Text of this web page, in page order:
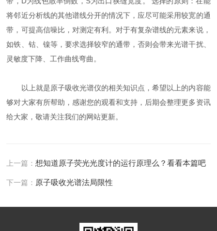
将邻近分析线的其他谱线分开的情况下，应尽可能采用较宽的通
带，可提高信噪比，对测定有利。对于有复杂谱线的元素来说，
如铁、钴、镍等，要求选择较窄的通带，否则会带来光谱干扰、
灵敏度下降、工作曲线弯曲。
以上就是原子吸收光谱仪的相关知识点，希望以上的内容能
够对大家有所帮助，感谢您的观看和支持，后期会整理更多资讯
给大家，敬请关注我们的网站更新。
上一篇：想知道原子荧光光度计的运行原理么？看看本篇吧
下一篇： 原子吸收光谱法局限性